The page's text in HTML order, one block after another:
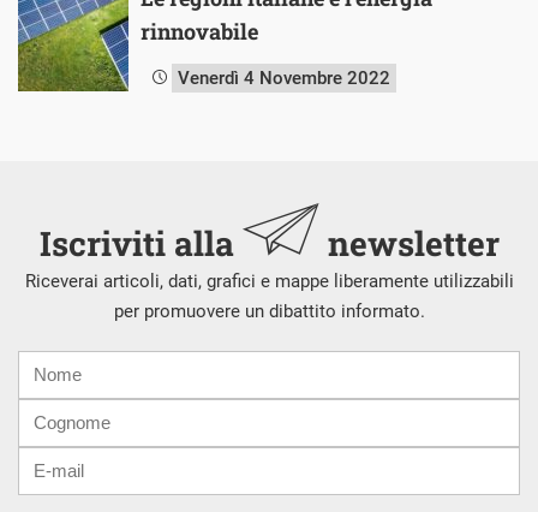
rinnovabile
Venerdì 4 Novembre 2022
Iscriviti alla newsletter
Riceverai articoli, dati, grafici e mappe liberamente utilizzabili
per promuovere un dibattito informato.
mail